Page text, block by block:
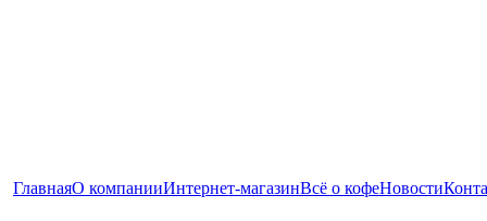
ГлавнаяО компанииИнтернет-магазинВсё о кофеНовости